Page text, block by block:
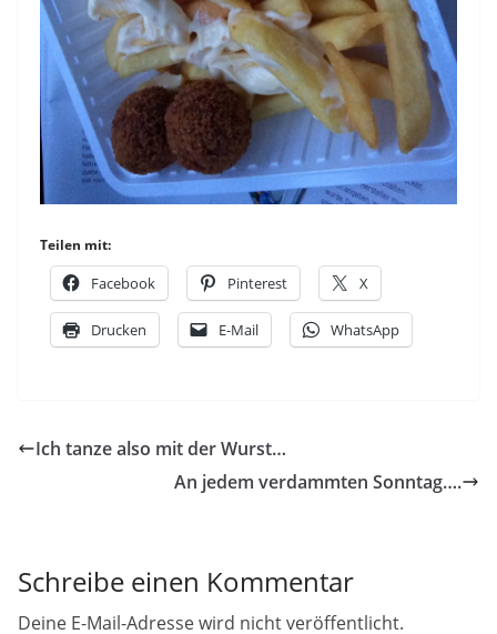
Teilen mit:
Facebook Pinterest X
Drucken E-Mail WhatsApp
Ich tanze also mit der Wurst…
An jedem verdammten Sonntag….
Schreibe einen Kommentar
Deine E-Mail-Adresse wird nicht veröffentlicht.